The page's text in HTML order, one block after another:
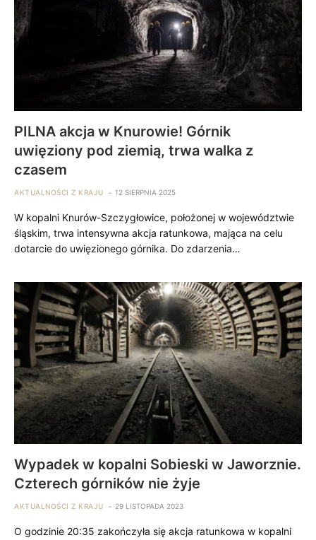
PILNA akcja w Knurowie! Górnik
uwięziony pod ziemią, trwa walka z
czasem
AKTUALNOŚCI Z KRAJU 12 SIERPNIA 2025
W kopalni Knurów-Szczygłowice, położonej w województwie
śląskim, trwa intensywna akcja ratunkowa, mająca na celu
dotarcie do uwięzionego górnika. Do zdarzenia…
Wypadek w kopalni Sobieski w Jaworznie.
Czterech górników nie żyje
AKTUALNOŚCI Z KRAJU 29 LISTOPADA 2023
O godzinie 20:35 zakończyła się akcja ratunkowa w kopalni